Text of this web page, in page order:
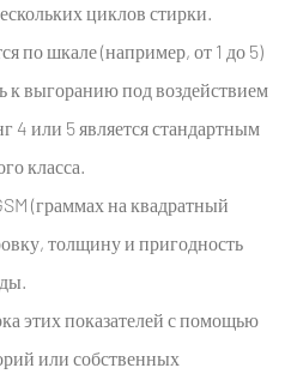
циклов стирки.
по шкале (например, от 1 до 5)
к выгоранию под воздействием
4 или 5 является стандартным
класса.
(граммах на квадратный
толщину и пригодность
этих показателей с помощью
или собственных